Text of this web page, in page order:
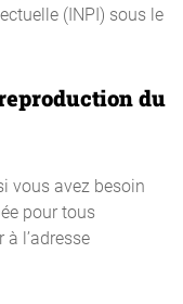
(INPI) sous le
du
vous avez besoin
pour tous
l’adresse